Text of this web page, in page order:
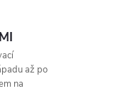
až po
na